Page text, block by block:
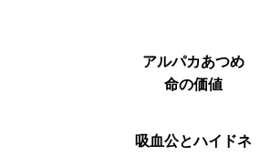
アルパカあつめ
命の価値
吸血公とハイドネ